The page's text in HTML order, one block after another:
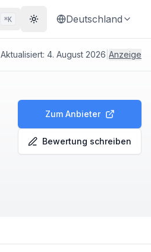
⌘K Theme wechseln
Deutschland
Aktualisiert: 4. August 2026 Anzeige
Zum Anbieter
Bewertung schreiben